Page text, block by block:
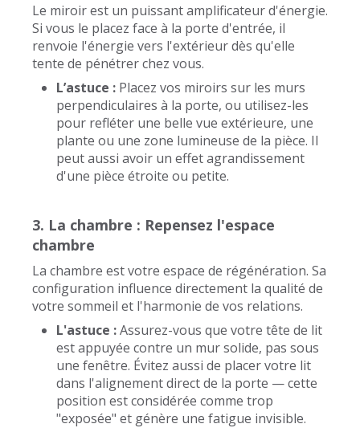
Le miroir est un puissant amplificateur d'énergie.
Si vous le placez face à la porte d'entrée, il
renvoie l'énergie vers l'extérieur dès qu'elle
tente de pénétrer chez vous.
L’astuce : Placez vos miroirs sur les murs
perpendiculaires à la porte, ou utilisez-les
pour refléter une belle vue extérieure, une
plante ou une zone lumineuse de la pièce. Il
peut aussi avoir un effet agrandissement
d'une pièce étroite ou petite.
3. La chambre : Repensez l'espace
chambre
La chambre est votre espace de régénération. Sa
configuration influence directement la qualité de
votre sommeil et l'harmonie de vos relations.
L'astuce :Assurez-vous que votre tête de lit
est appuyée contre un mur solide, pas sous
une fenêtre. Évitez aussi de placer votre lit
dans l'alignement direct de la porte — cette
position est considérée comme trop
"exposée" et génère une fatigue invisible.